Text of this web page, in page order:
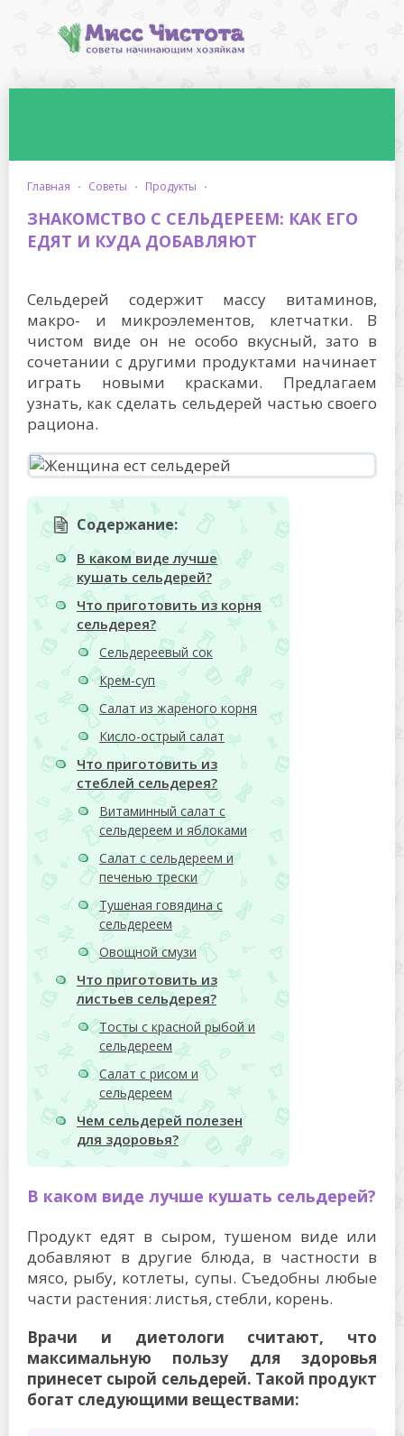
главная · советы · продукты ·
ЗНАКОМСТВО С СЕЛЬДЕРЕЕМ: КАК ЕГО
ЕДЯТ И КУДА ДОБАВЛЯЮТ
Сельдерей содержит массу витаминов,
макро- и микроэлементов, клетчатки. В
чистом виде он не особо вкусный, зато в
сочетании с другими продуктами начинает
играть новыми красками. Предлагаем
узнать, как сделать сельдерей частью своего
рациона.
Содержание:
В каком виде лучше
кушать сельдерей?
Что приготовить из корня
сельдерея?
Сельдереевый сок
Крем-суп
Салат из жареного корня
Кисло-острый салат
Что приготовить из
стеблей сельдерея?
Витаминный салат с
сельдереем и яблоками
Салат с сельдереем и
печенью трески
Тушеная говядина с
сельдереем
Овощной смузи
Что приготовить из
листьев сельдерея?
Тосты с красной рыбой и
сельдереем
Салат с рисом и
сельдереем
Чем сельдерей полезен
для здоровья?
В каком виде лучше кушать сельдерей?
Продукт едят в сыром, тушеном виде или
добавляют в другие блюда, в частности в
мясо, рыбу, котлеты, супы. Съедобны любые
части растения: листья, стебли, корень.
Врачи и диетологи считают, что
максимальную пользу для здоровья
принесет сырой сельдерей. Такой продукт
богат следующими веществами: